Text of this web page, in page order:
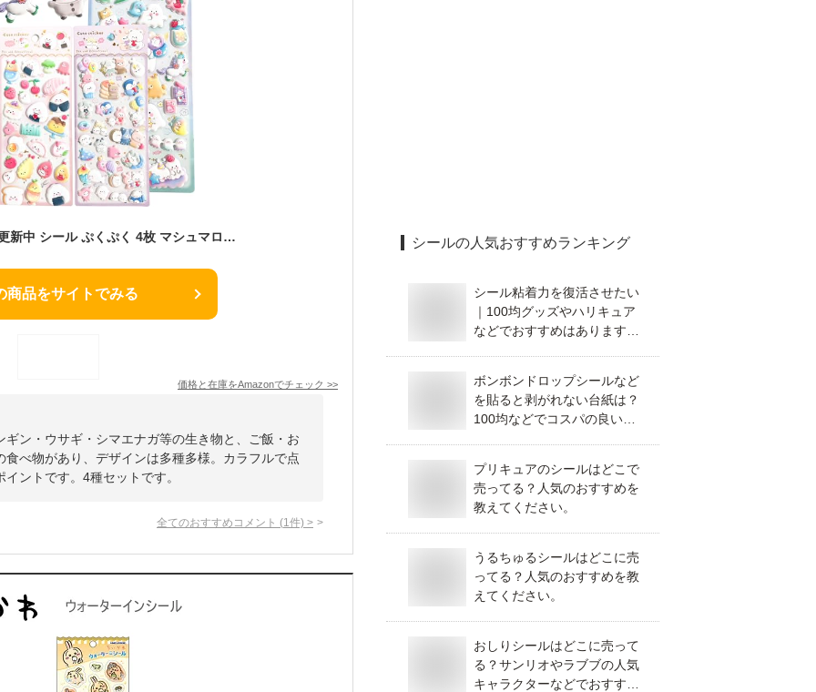
TattiOut 2026年新型更新中 シール ぷくぷく 4枚 マシュマロ【10種類以上】立体シール ぷにぷに ぷっくり デコシール 3D 手帳デコ ごほうび スマホケース ステッカー 猫 おばけ ペンギン 癒し 推し活デコ 女の子 子供 プレゼント 可愛い TO24FD023 C型
商品をサイトでみる
価格と在庫をAmazonでチェック >>
ン・ウサギ・シマエナガ等の生き物と、ご飯・お
べ物があり、デザインは多種多様。カラフルで点
ントです。4種セットです。
全てのおすすめコメント (1 件) >
シールの人気おすすめランキング
シール粘着力を復活させたい
｜100均グッズやハリキュア
などでおすすめはあります
ボンボンドロップシールなど
を貼ると剥がれない台紙は？
100均などでコスパの良いも
プリキュアのシールはどこで
売ってる？人気のおすすめを
教えてください。
うるちゅるシールはどこに売
ってる？人気のおすすめを教
えてください。
おしりシールはどこに売って
る？サンリオやラブブの人気
キャラクターなどでおすすめ